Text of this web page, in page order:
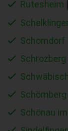
Rutesheim
Schorndorf
Schrozberg
Schömberg
Schönau